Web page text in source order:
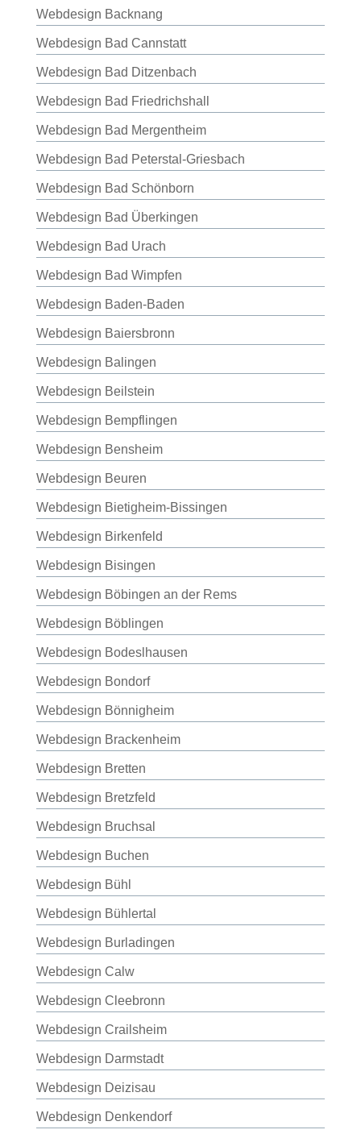
Webdesign Backnang
Webdesign Bad Cannstatt
Webdesign Bad Ditzenbach
Webdesign Bad Friedrichshall
Webdesign Bad Mergentheim
Webdesign Bad Peterstal-Griesbach
Webdesign Bad Schönborn
Webdesign Bad Überkingen
Webdesign Bad Urach
Webdesign Bad Wimpfen
Webdesign Baden-Baden
Webdesign Baiersbronn
Webdesign Balingen
Webdesign Beilstein
Webdesign Bempflingen
Webdesign Bensheim
Webdesign Beuren
Webdesign Bietigheim-Bissingen
Webdesign Birkenfeld
Webdesign Bisingen
Webdesign Böbingen an der Rems
Webdesign Böblingen
Webdesign Bodeslhausen
Webdesign Bondorf
Webdesign Bönnigheim
Webdesign Brackenheim
Webdesign Bretten
Webdesign Bretzfeld
Webdesign Bruchsal
Webdesign Buchen
Webdesign Bühl
Webdesign Bühlertal
Webdesign Burladingen
Webdesign Calw
Webdesign Cleebronn
Webdesign Crailsheim
Webdesign Darmstadt
Webdesign Deizisau
Webdesign Denkendorf